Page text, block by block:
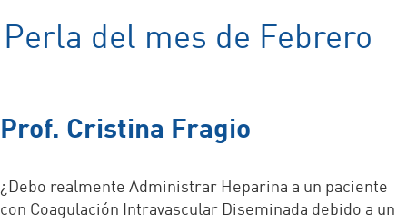
Perla del mes de Febrero
Prof. Cristina Fragio
¿Debo realmente Administrar Heparina a un paciente
con Coagulación Intravascular Diseminada debido a un